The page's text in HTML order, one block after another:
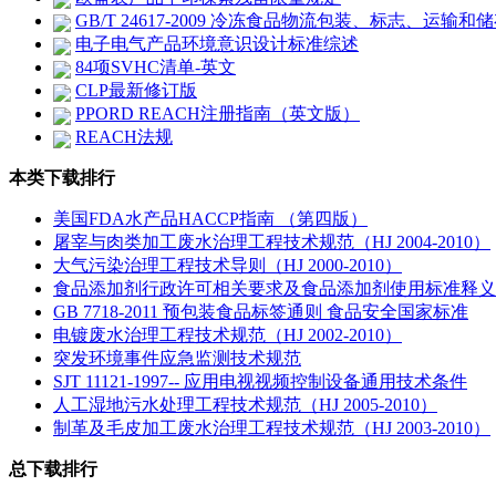
GB/T 24617-2009 冷冻食品物流包装、标志、运输和
电子电气产品环境意识设计标准综述
84项SVHC清单-英文
CLP最新修订版
PPORD REACH注册指南（英文版）
REACH法规
本类下载排行
美国FDA水产品HACCP指南 （第四版）
屠宰与肉类加工废水治理工程技术规范（HJ 2004-2010）
大气污染治理工程技术导则（HJ 2000-2010）
食品添加剂行政许可相关要求及食品添加剂使用标准释义
GB 7718-2011 预包装食品标签通则 食品安全国家标准
电镀废水治理工程技术规范（HJ 2002-2010）
突发环境事件应急监测技术规范
SJT 11121-1997-- 应用电视视频控制设备通用技术条件
人工湿地污水处理工程技术规范（HJ 2005-2010）
制革及毛皮加工废水治理工程技术规范（HJ 2003-2010）
总下载排行